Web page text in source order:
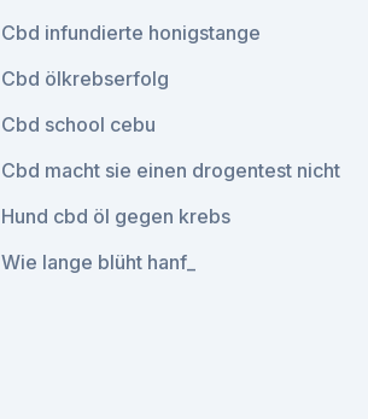
Cbd infundierte honigstange
Cbd ölkrebserfolg
Cbd school cebu
Cbd macht sie einen drogentest nicht
Hund cbd öl gegen krebs
Wie lange blüht hanf_